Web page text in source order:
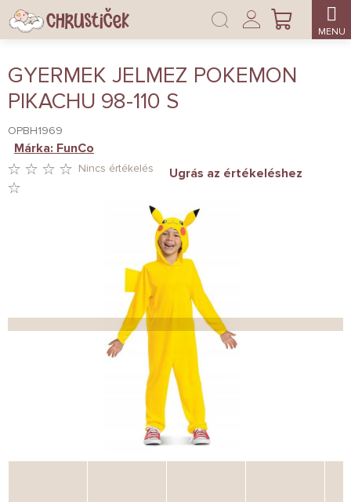
Ugrás
fő
KOSÁR
Bejelentkezés
GYERMEK JELMEZ POKEMON
PIKACHU 98-110 S
OPBH1969
CSILLAG.
Nincs értékelés Ugrás az értékeléshez
Márka: FunCo